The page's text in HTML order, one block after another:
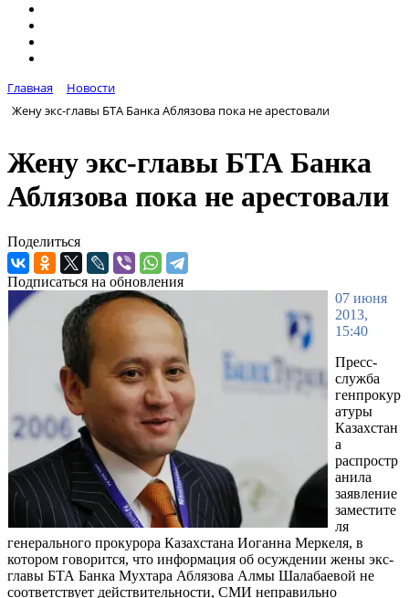
Главная
Новости
Жену экс-главы БТА Банка Аблязова пока не арестовали
Жену экс-главы БТА Банка
Аблязова пока не арестовали
Поделиться
Подписаться на обновления
07 июня
2013,
15:40
Пресс-
служба
генпрокур
атуры
Казахстан
а
распростр
анила
заявление
заместите
ля
генерального прокурора Казахстана Иоганна Меркеля, в
котором говорится, что информация об осуждении жены экс-
главы БТА Банка Мухтара Аблязова Алмы Шалабаевой не
соответствует действительности, СМИ неправильно